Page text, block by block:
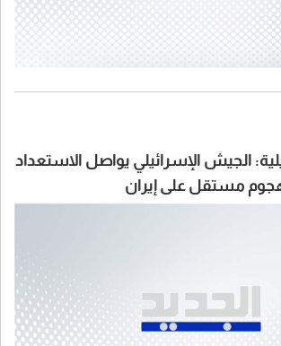
الإسرائيلية: الجيش الإسرائيلي يواصل الاستعداد
مستقل على إيران